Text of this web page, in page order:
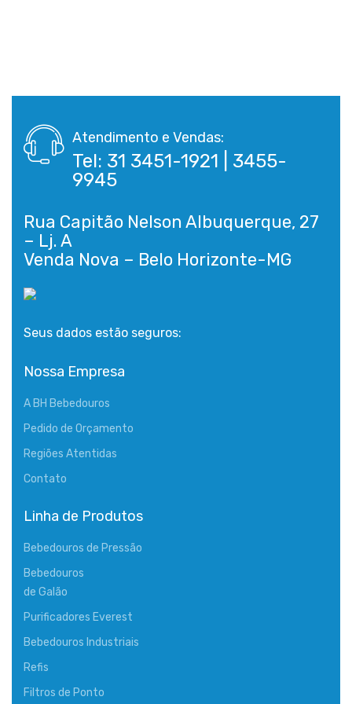
Atendimento e Vendas:
Tel: 31 3451-1921 | 3455-
9945
Rua Capitão Nelson Albuquerque, 27
– Lj. A
Seus dados estão seguros:
Nossa Empresa
A BH Bebedouros
Pedido de Orçamento
Regiões Atentidas
Contato
Linha de Produtos
Bebedouros de Pressão
Bebedouros
de Galão
Purificadores Everest
Bebedouros Industriais
Refis
Filtros de Ponto